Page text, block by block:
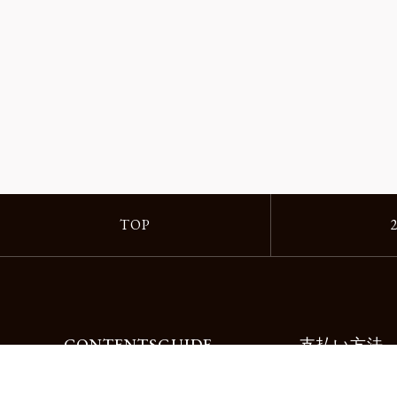
TOP
CONTENTSGUIDE 支払い方法